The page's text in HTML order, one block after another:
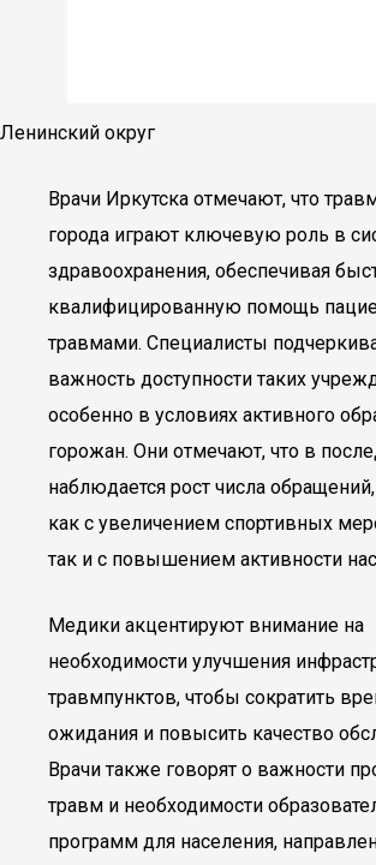
Ленинский округ
Врачи Иркутска отмечают, что
города играют ключевую роль в
здравоохранения, обеспечивая
квалифицированную помощь
травмами. Специалисты
важность доступности таких
особенно в условиях активного
горожан. Они отмечают, что в
наблюдается рост числа
как с увеличением спортивных
так и с повышением активности
Медики акцентируют внимание на
необходимости улучшения
травмпунктов, чтобы сократить
ожидания и повысить качество
Врачи также говорят о важности
травм и необходимости
программ для населения,